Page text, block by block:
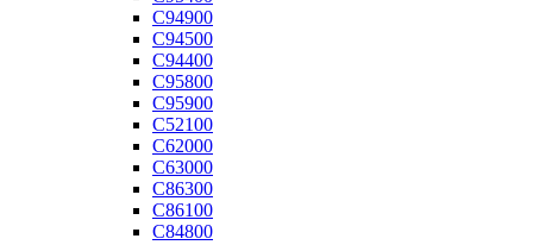
C94900
C94500
C94400
C95800
C95900
C52100
C62000
C63000
C86300
C86100
C84800